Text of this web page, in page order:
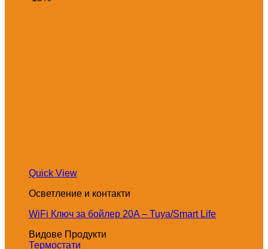
Quick View
Осветление и контакти
WiFi Ключ за бойлер 20A – Tuya/Smart Life
Видове Продукти
Термостати